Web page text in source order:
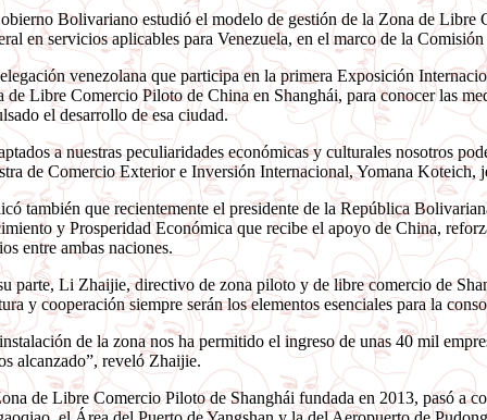
Bolivariano estudió el modelo de gestión de la Zona de Libre
en servicios aplicables para Venezuela, en el marco de la
venezolana que participa en la primera Exposición
de Libre Comercio Piloto de China en Shanghái, para conocer las
el desarrollo de esa ciudad.
a nuestras peculiaridades económicas y culturales nosotros
de Comercio Exterior e Inversión Internacional, Yomana Koteich,
también que recientemente el presidente de la República
y Prosperidad Económica que recibe el apoyo de China,
entre ambas naciones.
parte, Li Zhaijie, directivo de zona piloto y de libre comercio de
y cooperación siempre serán los elementos esenciales para la
de la zona nos ha permitido el ingreso de unas 40 mil
alcanzado”, reveló Zhaijie.
de Libre Comercio Piloto de Shanghái fundada en 2013, pasó a